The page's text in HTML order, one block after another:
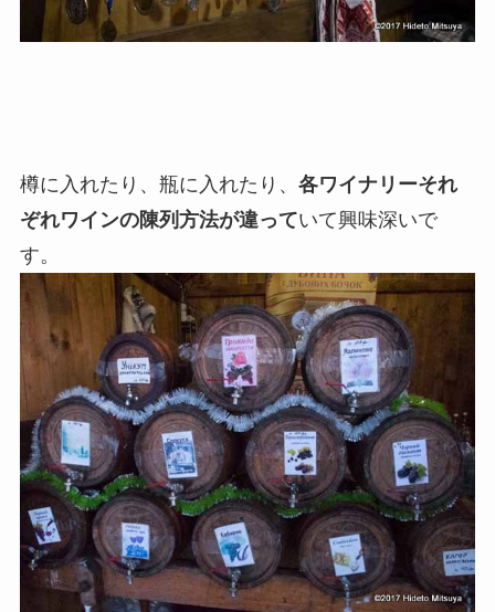
樽に入れたり、瓶に入れたり、 各ワイナリーそれ
ぞれワインの陳列方法が違っていて興味深いで
す。